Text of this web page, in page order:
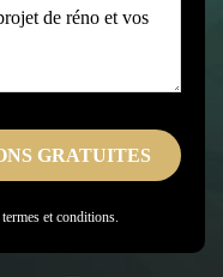
termes et conditions.